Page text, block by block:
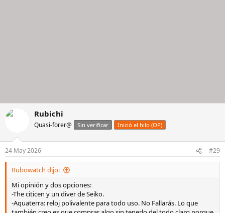
Rubichi
Quasi-forer@ Sin verificar Inició el hilo (OP)
24 May 2026 #29
Rubowatch dijo:
Mi opinión y dos opciones:
-The citicen y un diver de Seiko.
-Aquaterra: reloj polivalente para todo uso. No Fallarás. Lo que